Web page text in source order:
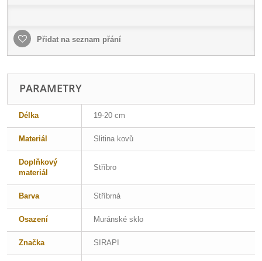
Přidat na seznam přání
PARAMETRY
Délka 19-20 cm
Materiál Slitina kovů
Doplňkový
materiál
Stříbro
Barva Stříbrná
Osazení Muránské sklo
Značka SIRAPI